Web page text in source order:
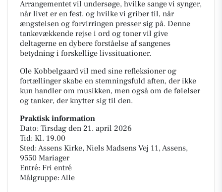
Arrangementet vil undersøge, hvilke sange vi synger,
når livet er en fest, og hvilke vi griber til, når
ængstelsen og forvirringen presser sig på. Denne
tankevækkende rejse i ord og toner vil give
deltagerne en dybere forståelse af sangenes
betydning i forskellige livssituationer.
Ole Kobbelgaard vil med sine refleksioner og
fortællinger skabe en stemningsfuld aften, der ikke
kun handler om musikken, men også om de følelser
og tanker, der knytter sig til den.
Praktisk information
Dato: Tirsdag den 21. april 2026
Tid: Kl. 19.00
Sted: Assens Kirke, Niels Madsens Vej 11, Assens,
9550 Mariager
Entré: Fri entré
Målgruppe: Alle